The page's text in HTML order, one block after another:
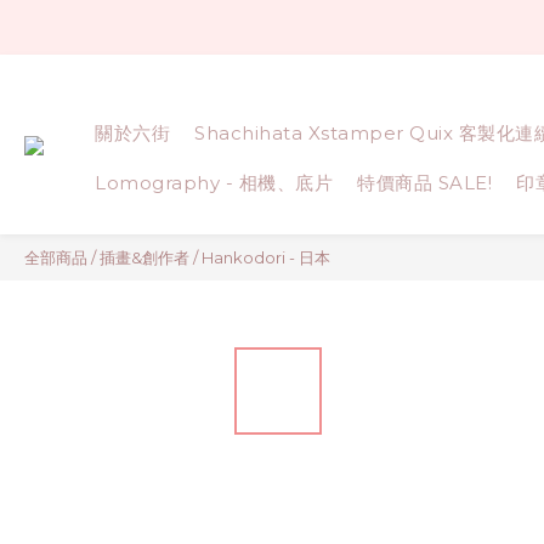
關於六街 Shachihata Xstamper Quix 客製化連
Lomography - 相機、底片 特價商品 SALE! 印
全部商品 /插畫&創作者/Hankodori - 日本